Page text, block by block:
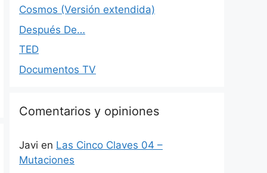
Cosmos (Versión extendida)
Después De…
TED
Documentos TV
Comentarios y opiniones
Javi en Las Cinco Claves 04 –
Mutaciones